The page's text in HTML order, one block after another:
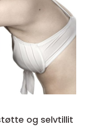
og selvtillit